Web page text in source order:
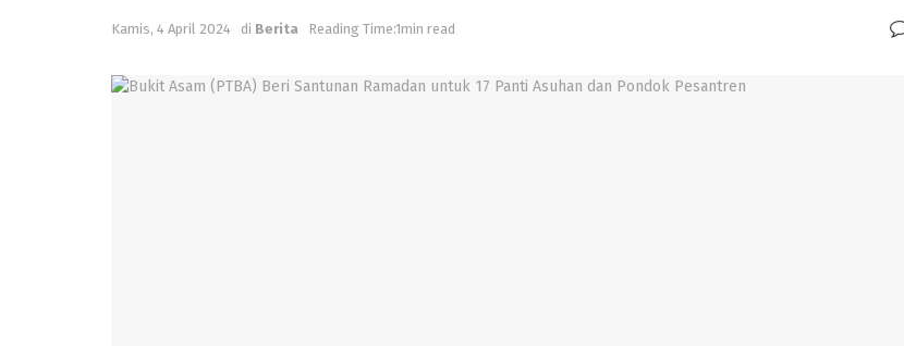
Kamis, 4 April 2024 di Berita Reading Time:1min read